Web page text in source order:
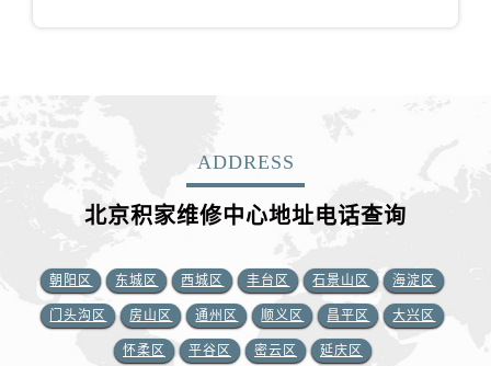
ADDRESS
北京积家维修中心地址电话查询
朝阳区 东城区 西城区 丰台区 石景山区 海淀区
门头沟区 房山区 通州区 顺义区 昌平区 大兴区
怀柔区 平谷区 密云区 延庆区